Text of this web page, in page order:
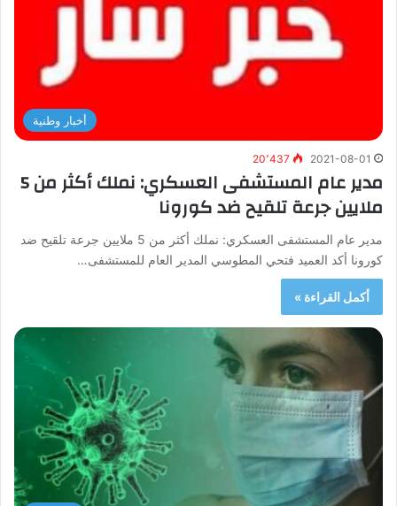
أخبار وطنية
2021-08-01 20٬437
مدير عام المستشفى العسكري: نملك أكثر من 5
ملايين جرعة تلقيح ‏ضد ‏كورونا
مدير عام المستشفى العسكري: نملك أكثر من 5 ملايين جرعة تلقيح ‏ضد
‏كورونا أكد العميد فتحي المطوسي المدير العام للمستشفى…
أكمل القراءة »